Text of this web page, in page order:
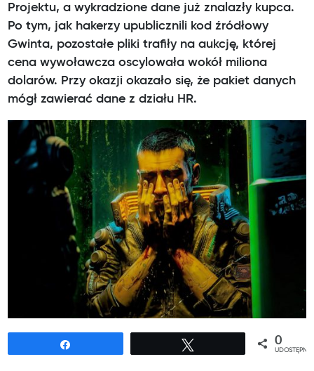
Projektu, a wykradzione dane już znalazły kupca.
Po tym, jak hakerzy upublicznili kod źródłowy
Gwinta, pozostałe pliki trafiły na aukcję, której
cena wywoławcza oscylowała wokół miliona
dolarów. Przy okazji okazało się, że pakiet danych
mógł zawierać dane z działu HR.
0